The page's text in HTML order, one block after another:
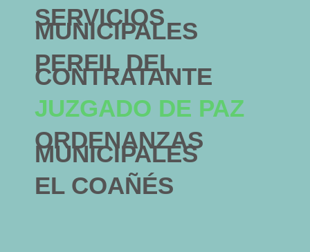
SERVICIOS
MUNICIPALES
PERFIL DEL
CONTRATANTE
JUZGADO DE PAZ
ORDENANZAS
MUNICIPALES
EL COAÑÉS